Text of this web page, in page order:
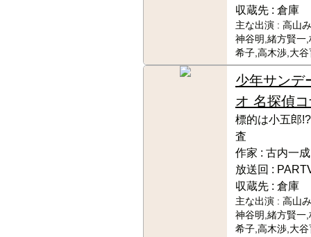
収蔵先 : 倉庫
主な出演 : 高山
神谷明,緒方賢一
希子,高木渉,大
少年サンデ
オ 名探偵
標的は小五郎
査
作家 : 古内一成
放送回 :
収蔵先 : 倉庫
主な出演 : 高山
神谷明,緒方賢一
希子,高木渉,大